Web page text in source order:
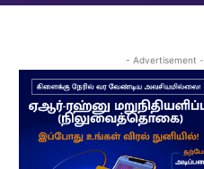
- Advertisement -